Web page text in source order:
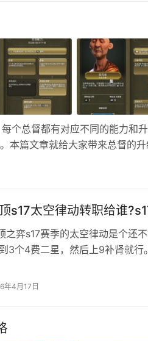
个总督都有对应不同的能力和
本篇文章就给大家带来总督的
s17太空律动转职给谁
之弈s17赛季的太空律动是个还
3个4费二星，然后上9补肾就行
码：
年4月17日